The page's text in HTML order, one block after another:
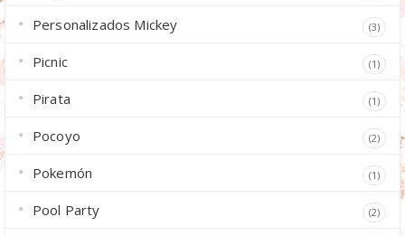
Personalizados Mickey (3)
Picnic (1)
Pirata (1)
Pocoyo (2)
Pokemón (1)
Pool Party (2)